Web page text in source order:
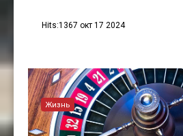
Hits:1367 окт 17 2024
Жизнь